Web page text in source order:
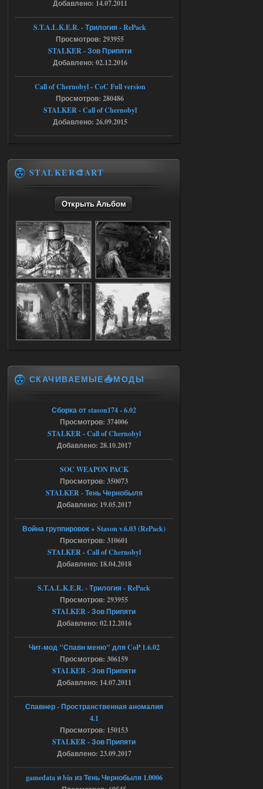
Ответить ➤
05.08.2026
Путь во мгле + GUNSLINGER mod
Stalker-Mods-Clan-su
Доступно только для пользователей
Ответить ➤
05.08.2026
Путь во мгле + GUNSLINGER mod
где пароль?
Ответить ➤
Dead Air: Refined
09:03
Stalker-Mods-Clan-su
Доступно только для пользователей
Ответить ➤
05.08.2026
Объединенный Пак 2 + OGSR +
STCoP WP 3.4
Доступно только для пользователей
Ответить ➤
Объединенный Пак 2 + OGSR +
STCoP WP 3.4
Stalker-Mods-Clan-su
Доступно только для пользователей
Ответить ➤
04.08.2026
Объединенный Пак 2 + OGSR +
STCoP WP 3.4
Доступно только для пользователей
Ответить ➤
04.08.2026
Объединенный Пак 2 + OGSR +
STCoP WP 3.4
Доступно только для пользователей
Ответить ➤
Объединенный Пак 2 + OGSR +
STCoP WP 3.4
Добавлено: 14.07.2011
S.T.A.L.K.E.R. - Трилогия - RePack
Просмотров: 293955
STALKER - Зов Припяти
Добавлено: 02.12.2016
Call of Chernobyl - CoC Full version
Просмотров: 280486
STALKER - Call of Chernobyl
Добавлено: 26.09.2015
STALKER🎨ART
Открыть Альбом
СКАЧИВАЕМЫЕ📥МОДЫ
Сборка от stason174 - 6.02
Просмотров: 374006
STALKER - Call of Chernobyl
Добавлено: 28.10.2017
SOC WEAPON PACK
Просмотров: 350073
STALKER - Тень Чернобыля
Добавлено: 19.05.2017
Война группировок + Stason v.6.03 (RePack)
Просмотров: 310601
STALKER - Call of Chernobyl
Добавлено: 18.04.2018
S.T.A.L.K.E.R. - Трилогия - RePack
Просмотров: 293955
STALKER - Зов Припяти
Добавлено: 02.12.2016
Чит-мод "Спавн меню" для CoP 1.6.02
Просмотров: 306159
STALKER - Зов Припяти
Добавлено: 14.07.2011
Спавнер - Пространственная аномалия
4.1
Просмотров: 150153
STALKER - Зов Припяти
Добавлено: 23.09.2017
gamedata и bin из Тень Чернобыля 1.0006